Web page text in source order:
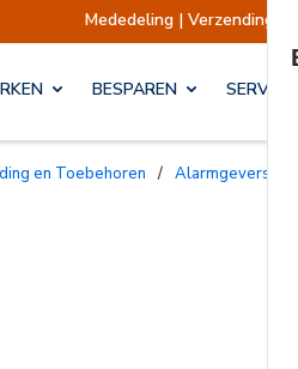
Mededeling | Verzendingen
BESPAREN
en Toebehoren / Alarmgevers